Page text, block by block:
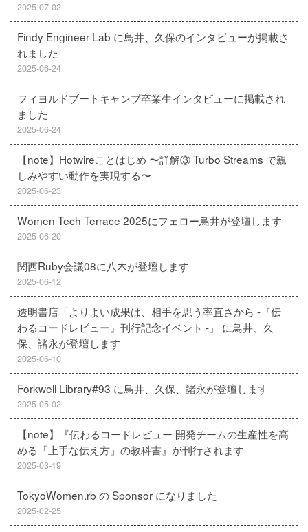
2025-07-02
Findy Engineer Lab に鳥井、久保のインタビューが掲載さ
れました
2025-06-24
フィヨルドブートキャンプ卒業生インタビューに掲載され
ました
2025-06-24
【note】Hotwireことはじめ 〜詳解③ Turbo Streams で親
しみやすい動作を実現する〜
2025-06-23
Women Tech Terrace 2025にフェロー鳥井が登壇します
2025-06-20
関西Ruby会議08に八木が登壇します
2025-06-12
透明書店「よりよい成果は、相手を思う率直さから -『伝
わるコードレビュー』刊行記念イベント -」 に鳥井、久
保、諸永が登壇します
2025-06-10
Forkwell Library#93 に鳥井、久保、諸永が登壇します
2025-05-02
【note】『伝わるコードレビュー 開発チームの生産性を高
める「上手な伝え方」の教科書』が刊行されます
2025-03-19
TokyoWomen.rb の Sponsor になりました
2025-02-25